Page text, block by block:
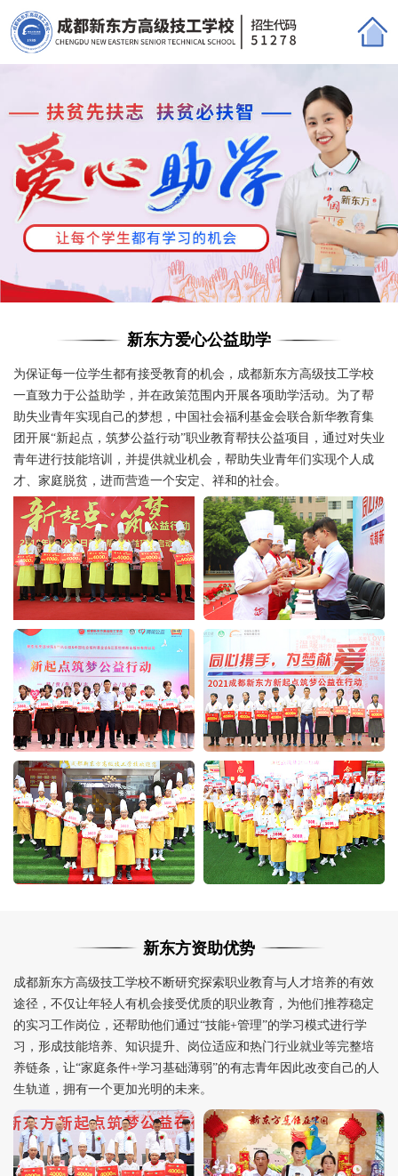
新东方爱心公益助学
为保证每一位学生都有接受教育的机会，成都新东方高级技工学校
一直致力于公益助学，并在政策范围内开展各项助学活动。为了帮
助失业青年实现自己的梦想，中国社会福利基金会联合新华教育集
团开展“新起点，筑梦公益行动”职业教育帮扶公益项目，通过对失业
青年进行技能培训，并提供就业机会，帮助失业青年们实现个人成
才、家庭脱贫，进而营造一个安定、祥和的社会。
新东方资助优势
成都新东方高级技工学校不断研究探索职业教育与人才培养的有效
途径，不仅让年轻人有机会接受优质的职业教育，为他们推荐稳定
的实习工作岗位，还帮助他们通过“技能+管理”的学习模式进行学
习，形成技能培养、知识提升、岗位适应和热门行业就业等完整培
养链条，让“家庭条件+学习基础薄弱”的有志青年因此改变自己的人
生轨道，拥有一个更加光明的未来。